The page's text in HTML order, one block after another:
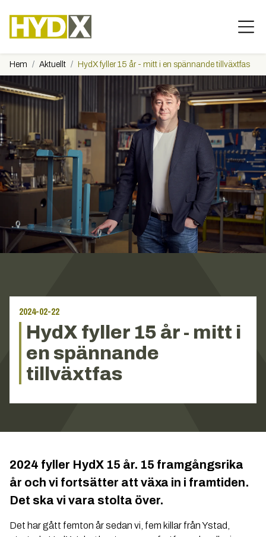
Hem Aktuellt HydX fyller 15 år - mitt i en spännande tillväxtfas
2024-02-22
HydX fyller 15 år - mitt i
en spännande
tillväxtfas
2024 fyller HydX 15 år. 15 framgångsrika
år och vi fortsätter att växa in i framtiden.
Det ska vi vara stolta över.
Det har gått femton år sedan vi, fem killar från Ystad,